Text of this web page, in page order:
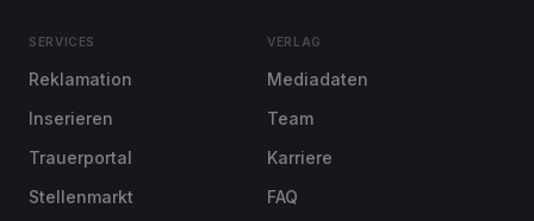
SERVICES
Reklamation
Inserieren
Trauerportal
Stellenmarkt
VERLAG
Mediadaten
Team
Karriere
FAQ